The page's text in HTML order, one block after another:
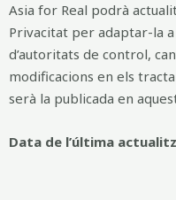
Asia for Real podrà
Privacitat per adaptar-la
d’autoritats de control,
modificacions en els
serà la publicada en
Data de l’última